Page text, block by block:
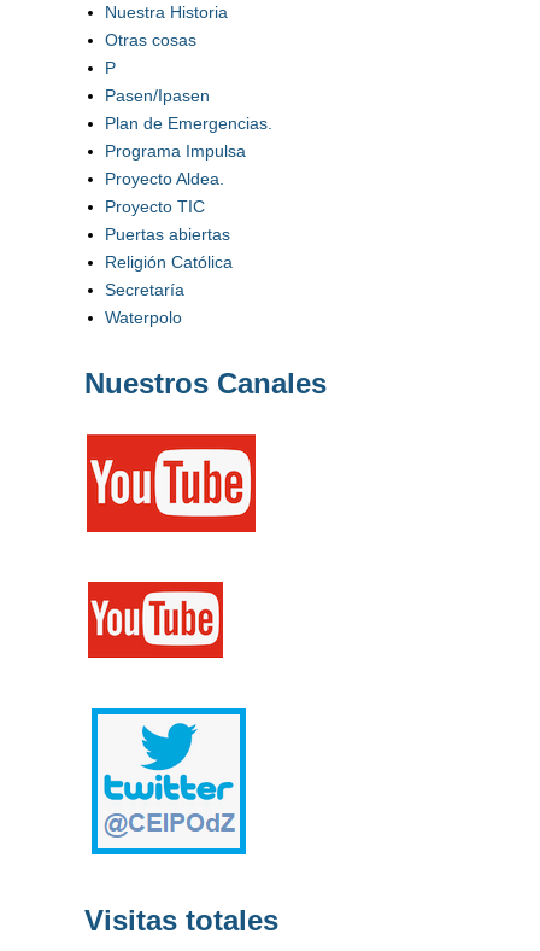
Nuestra Historia
Otras cosas
P
Pasen/Ipasen
Plan de Emergencias.
Programa Impulsa
Proyecto Aldea.
Proyecto TIC
Puertas abiertas
Religión Católica
Secretaría
Waterpolo
Nuestros Canales
Visitas totales